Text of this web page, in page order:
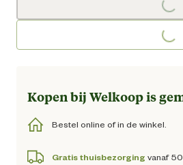
Kopen bij Welkoop is
Bestel online of in de winkel.
Gratis thuisbezorging vanaf